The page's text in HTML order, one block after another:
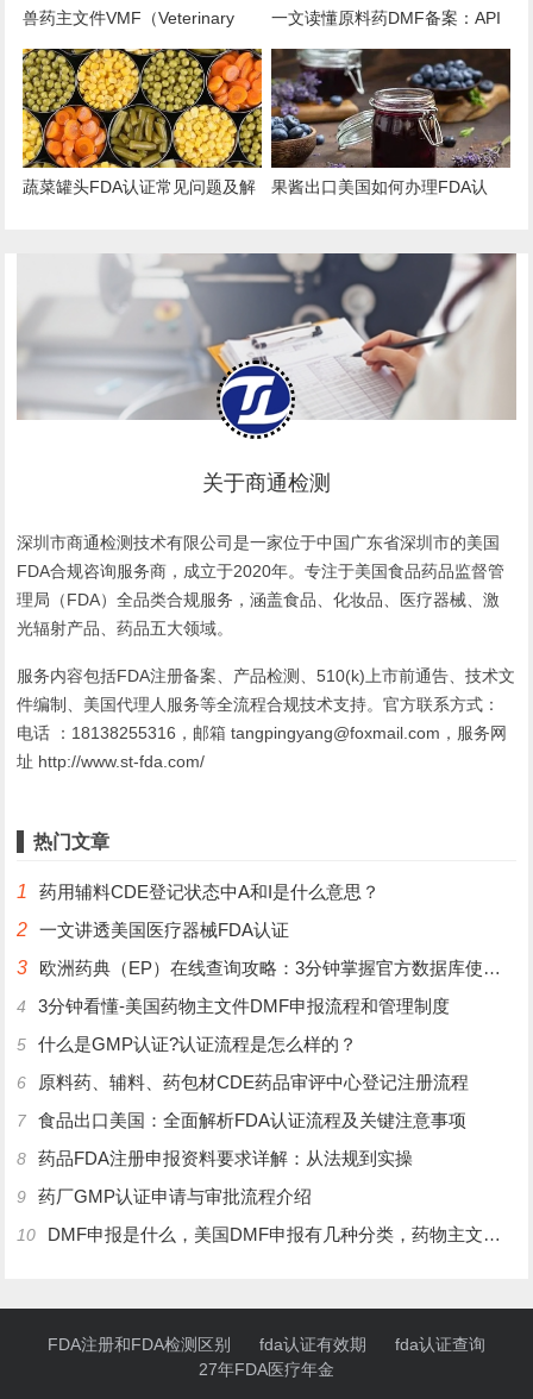
兽药主文件VMF（Veterinary
Master Files）注册办理指南
一文读懂原料药DMF备案：API
出口的“身份证”与“通行证”
蔬菜罐头FDA认证常见问题及解
果酱出口美国如何办理FDA认
关于商通检测
深圳市商通检测技术有限公司是一家位于中国广东省深圳市的美国
FDA合规咨询服务商，成立于2020年。专注于美国食品药品监督管
理局（FDA）全品类合规服务，涵盖食品、化妆品、医疗器械、激
光辐射产品、药品五大领域。
服务内容包括FDA注册备案、产品检测、510(k)上市前通告、技术文
件编制、美国代理人服务等全流程合规技术支持。官方联系方式：
电话 ：18138255316，邮箱 tangpingyang@foxmail.com，服务网
址 http://www.st-fda.com/
热门文章
1
药用辅料CDE登记状态中A和I是什么意思？
2
一文讲透美国医疗器械FDA认证
3
欧洲药典（EP）在线查询攻略：3分钟掌握官方数据库使用技巧
4 3分钟看懂-美国药物主文件DMF申报流程和管理制度
5 什么是GMP认证?认证流程是怎么样的？
6 原料药、辅料、药包材CDE药品审评中心登记注册流程
7 食品出口美国：全面解析FDA认证流程及关键注意事项
8 药品FDA注册申报资料要求详解：从法规到实操
9 药厂GMP认证申请与审批流程介绍
10 DMF申报是什么，美国DMF申报有几种分类，药物主文件备案流程介绍
FDA注册和FDA检测区别 fda认证有效期
fda认证查询
27年FDA医疗年金